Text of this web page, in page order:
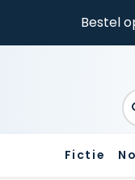
Bestel
Fictie